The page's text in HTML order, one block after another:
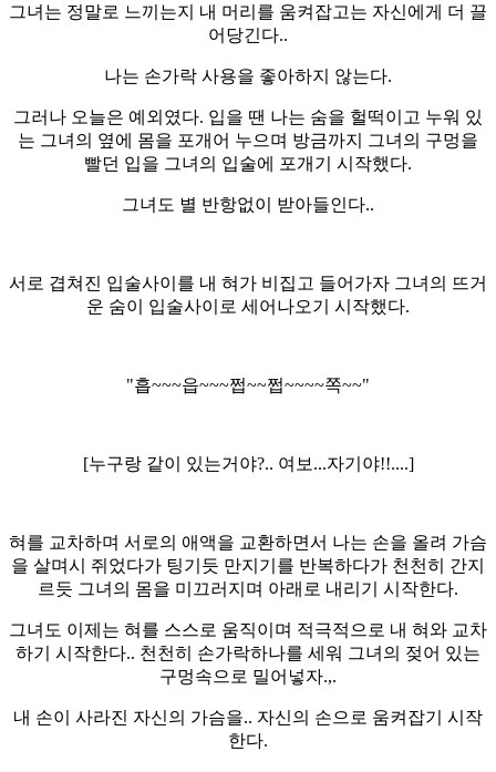
그녀는 정말로 느끼는지 내 머리를 움켜잡고는 자신에게 더 끌
어당긴다..
나는 손가락 사용을 좋아하지 않는다.
그러나 오늘은 예외였다. 입을 땐 나는 숨을 헐떡이고 누워 있
는 그녀의 옆에 몸을 포개어 누으며 방금까지 그녀의 구멍을
빨던 입을 그녀의 입술에 포개기 시작했다.
그녀도 별 반항없이 받아들인다..
서로 겹쳐진 입술사이를 내 혀가 비집고 들어가자 그녀의 뜨거
운 숨이 입술사이로 세어나오기 시작했다.
"흡~~~읍~~~쩝~~쩝~~~~쪽~~"
[누구랑 같이 있는거야?.. 여보...자기야!!....]
혀를 교차하며 서로의 애액을 교환하면서 나는 손을 올려 가슴
을 살며시 쥐었다가 팅기듯 만지기를 반복하다가 천천히 간지
르듯 그녀의 몸을 미끄러지며 아래로 내리기 시작한다.
그녀도 이제는 혀를 스스로 움직이며 적극적으로 내 혀와 교차
하기 시작한다.. 천천히 손가락하나를 세워 그녀의 젖어 있는
구멍속으로 밀어넣자.,.
내 손이 사라진 자신의 가슴을.. 자신의 손으로 움켜잡기 시작
한다.